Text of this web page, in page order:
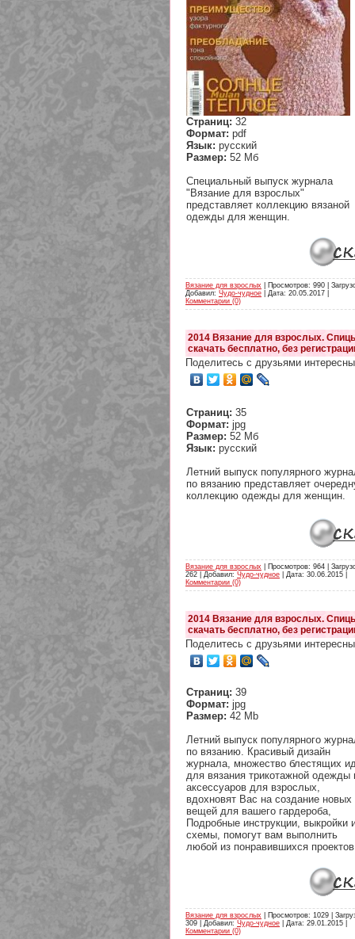
Страниц: 32
Формат: pdf
Язык: русский
Размер: 52 Мб
Специальный выпуск журнала
"Вязание для взрослых"
представляет коллекцию вязаной
одежды для женщин.
Вязание для взрослых | Просмотров: 990 |
Добавил: Чудо-чудное | Дата: 20.05.2017
Комментарии (0)
2014 Вязание для взрослых.
скачать бесплатно, без
Поделитесь с друзьями
Страниц: 35
Формат: jpg
Размер: 52 Мб
Язык: русский
Летний выпуск популярного
по вязанию представляет
коллекцию одежды для женщин.
Вязание для взрослых | Просмотров: 964 |
262 | Добавил: Чудо-чудное | Дата: 30.06.2015
Комментарии (0)
2014 Вязание для взрослых.
скачать бесплатно, без
Поделитесь с друзьями
Страниц: 39
Формат: jpg
Размер: 42 Mb
Летний выпуск популярного
по вязанию. Красивый дизайн
журнала, множество блестящих
для вязания трикотажной одежды
аксессуаров для взрослых,
вдохновят Вас на создание новых
вещей для вашего гардероба,
Подробные инструкции, выкройки
схемы, помогут вам выполнить
любой из понравившихся
Вязание для взрослых | Просмотров: 1029 |
309 | Добавил: Чудо-чудное | Дата: 29.01.2015
Комментарии (0)